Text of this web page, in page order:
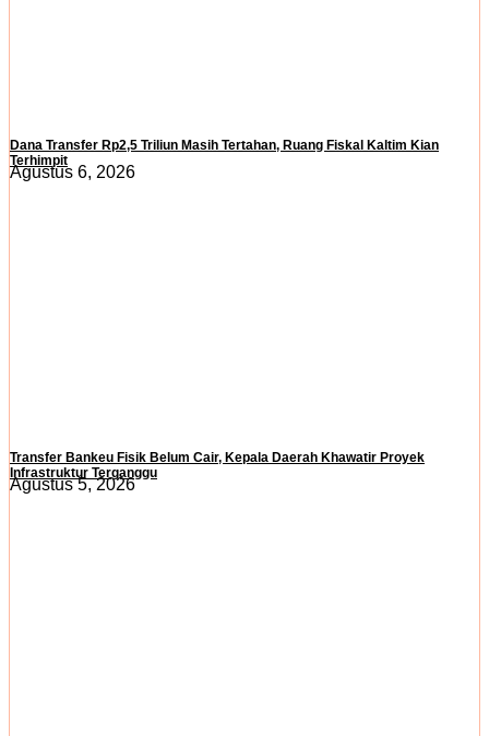
Dana Transfer Rp2,5 Triliun Masih Tertahan, Ruang Fiskal Kaltim Kian
Terhimpit
Agustus 6, 2026
Transfer Bankeu Fisik Belum Cair, Kepala Daerah Khawatir Proyek
Infrastruktur Terganggu
Agustus 5, 2026